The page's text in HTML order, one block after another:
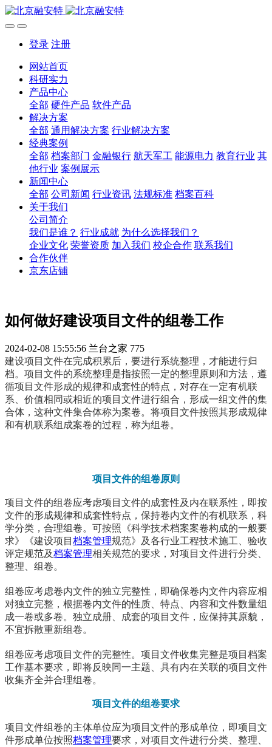
登录 注册
网站首页
科研实力
产品中心
全部 硬件产品 软件产品
解决方案
全部 通用解决方案 行业解决方案
经典案例
全部 档案部门 金融银行 航天军工 能源电力 教育行业 其
他行业 案例展示
新闻中心
全部 公司新闻 行业资讯 法规标准 档案百科
关于我们
公司简介
我们是谁？ 行业成就 为什么选择我们？
企业文化 荣誉资质 加入我们 校企合作 联系我们
合作伙伴
京东店铺
如何做好建设项目文件的组卷工作
2024-02-08 15:55:56 兰台之家 775
建设项目文件在完成积累后，要进行系统整理，才能进行归
档。项目文件的系统整理是指按照一定的整理原则和方法，遵
循项目文件形成的规律和成套性的特点，对存在一定有机联
系、价值相同或相近的项目文件进行组合，形成一组文件的集
合体，这种文件集合体称为案卷。将项目文件按照其形成规律
和有机联系组成案卷的过程，称为组卷。
项目文件的组卷原则
项目文件的组卷应考虑项目文件的成套性及内在联系性，即按
文件的形成规律和成套性特点，保持卷内文件的有机联系，科
学分类，合理组卷。可按照《科学技术档案案卷构成的一般要
求》《建设项目 档案管理规范》及各行业工程技术施工、验收
评定规范及档案管理相关规范的要求，对项目文件进行分类、
整理、组卷。
组卷应考虑卷内文件的独立完整性，即确保卷内文件内容应相
对独立完整，根据卷内文件的性质、特点、内容和文件数量组
成一卷或多卷。独立成册、成套的项目文件，应保持其原貌，
不宜拆散重新组卷。
组卷应考虑项目文件的完整性。项目文件收集完整是项目档案
工作基本要求，即将反映同一主题、具有内在关联的项目文件
收集齐全并合理组卷。
项目文件的组卷要求
项目文件组卷的主体单位应为项目文件的形成单位，即项目文
件形成单位按照档案管理要求，对项目文件进行分类、整理、